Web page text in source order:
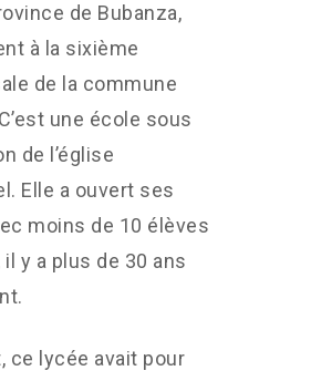
de Bubanza,
à la sixième
de la commune
une école sous
de l’église
Elle a ouvert ses
moins de 10 élèves
il y a plus de 30 ans
ce lycée avait pour